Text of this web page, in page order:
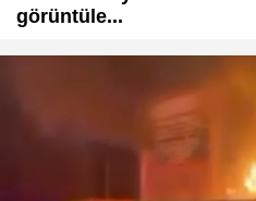
görüntüle...